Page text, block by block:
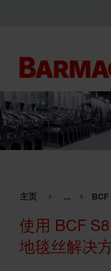
主页 ... BCF
使用 BCF
地毯丝解决